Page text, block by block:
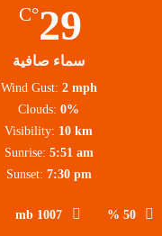
29
°C
سماء صافية
50 %
1007 mb
Wind Gust: 2 mph
Clouds: 0%
Visibility: 10 km
Sunrise: 5:51 am
Sunset: 7:30 pm